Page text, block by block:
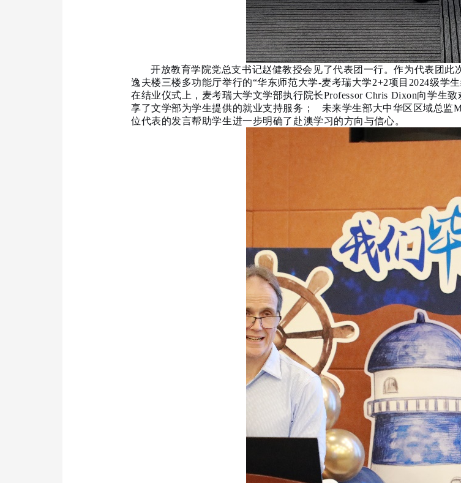
开放教育学院党总支书记赵健教授会见了代表团一行。作为代表团
逸夫楼三楼多功能厅举行的“华东师范大学-麦考瑞大学2+2项目2024级学
在结业仪式上，麦考瑞大学文学部执行院长Professor Chris Dixon向学生
享了文学部为学生提供的就业支持服务； 未来学生部大中华区区域总监
位代表的发言帮助学生进一步明确了赴澳学习的方向与信心。